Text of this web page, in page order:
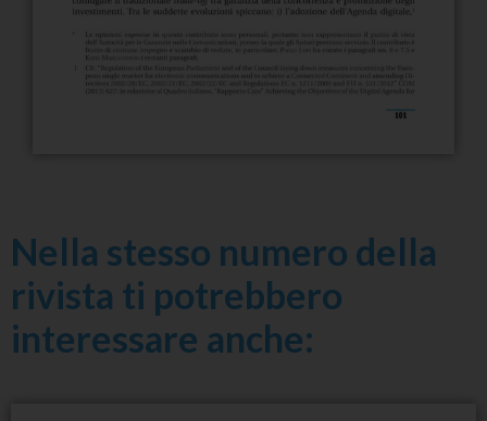
Nella stesso numero della
rivista ti potrebbero
interessare anche: